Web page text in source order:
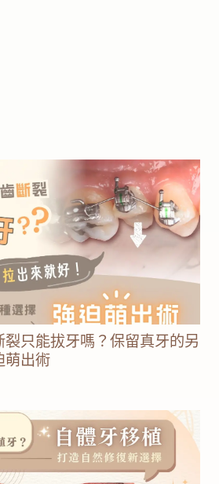
只能拔牙嗎？保留真牙的另
出術